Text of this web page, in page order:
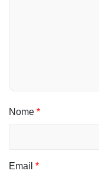
Nome *
Email *